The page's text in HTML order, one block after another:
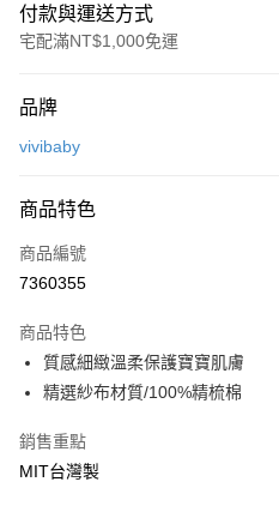
付款與運送方式
宅配滿NT$1,000免運
信用卡一次付款
街口支付
悠遊付
運送方式
基本宅配
每筆NT$150，滿NT$1,000(含以上
品牌
vivibaby
商品特色
商品編號
7360355
商品特色
質感細緻溫柔保護寶寶肌膚
精選紗布材質/100%精梳棉
銷售重點
MIT台灣製